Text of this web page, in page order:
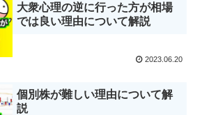
大衆心理の逆に行った方が相場
では良い理由について解説
2023.06.20
個別株が難しい理由について解
説